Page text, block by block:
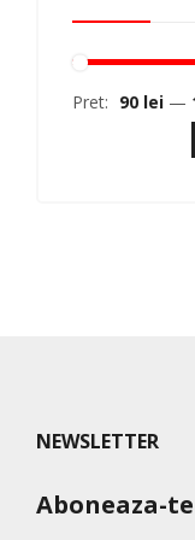
Pret: 90 lei —
NEWSLETTER
Aboneaza-